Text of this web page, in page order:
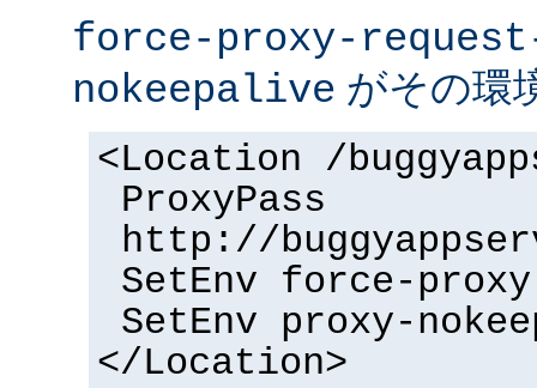
force-proxy-
nokeepalive がその環
<Location /
ProxyPass
http://
SetEnv force-
SetEnv proxy-
</Location>